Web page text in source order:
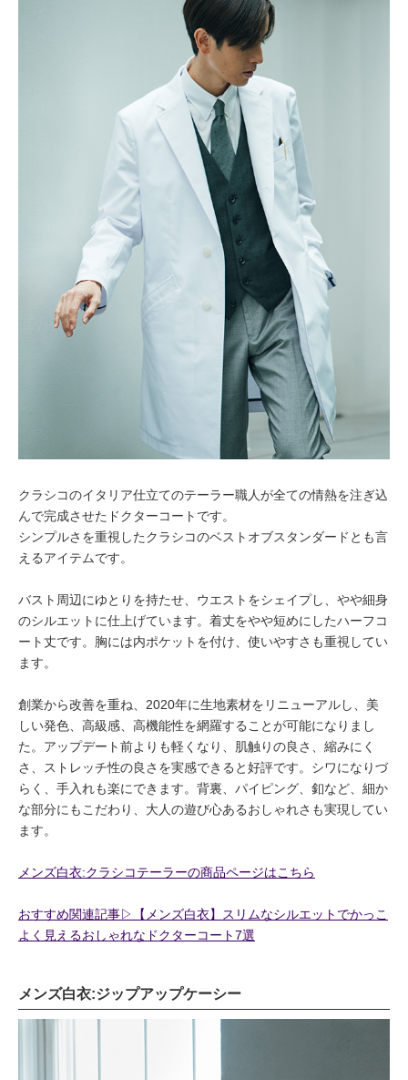
クラシコのイタリア仕立てのテーラー職人が全ての情熱を注ぎ込
んで完成させたドクターコートです。
シンプルさを重視したクラシコのベストオブスタンダードとも言
えるアイテムです。
バスト周辺にゆとりを持たせ、ウエストをシェイプし、やや細身
のシルエットに仕上げています。着丈をやや短めにしたハーフコ
ート丈です。胸には内ポケットを付け、使いやすさも重視してい
ます。
創業から改善を重ね、2020年に生地素材をリニューアルし、美
しい発色、高級感、高機能性を網羅することが可能になりまし
た。アップデート前よりも軽くなり、肌触りの良さ、縮みにく
さ、ストレッチ性の良さを実感できると好評です。シワになりづ
らく、手入れも楽にできます。背裏、パイピング、釦など、細か
な部分にもこだわり、大人の遊び心あるおしゃれさも実現してい
ます。
メンズ白衣:クラシコテーラーの商品ページはこちら
おすすめ関連記事▷【メンズ白衣】スリムなシルエットでかっこ
よく見えるおしゃれなドクターコート7選
メンズ白衣:ジップアップケーシー